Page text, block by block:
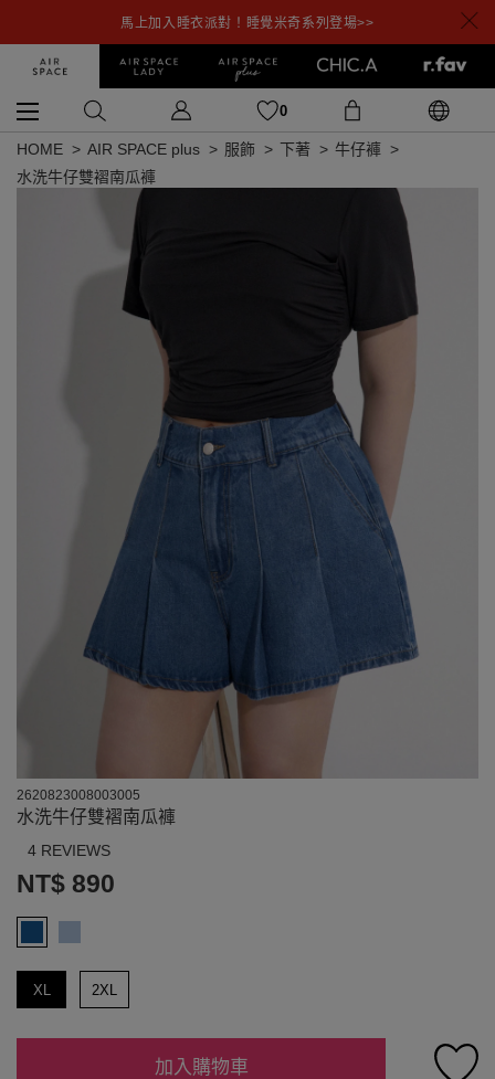
馬上加入睡衣派對！睡覺米奇系列登場>>
0
HOME AIR SPACE plus 服飾 下著
牛仔褲
水洗牛仔雙褶南瓜褲
2620823008003005
水洗牛仔雙褶南瓜褲
4 REVIEWS
NT$ 890
XL 2XL
加入購物車